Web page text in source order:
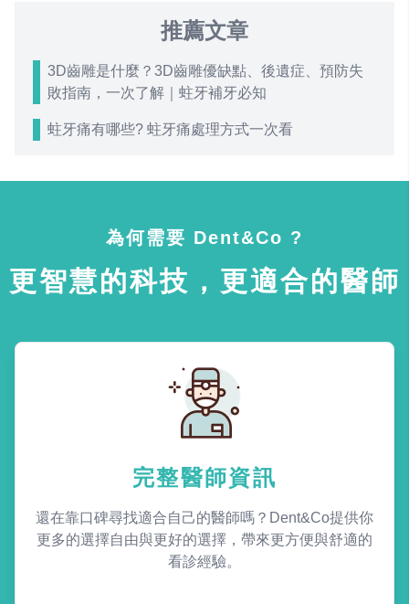
推薦文章
3D齒雕是什麼？3D齒雕優缺點、後遺症、預防失
敗指南，一次了解｜蛀牙補牙必知
蛀牙痛有哪些? 蛀牙痛處理方式一次看
為何需要 Dent&Co ?
更智慧的科技，更適合的醫師
完整醫師資訊
還在靠口碑尋找適合自己的醫師嗎？Dent&Co提供你
更多的選擇自由與更好的選擇，帶來更方便與舒適的
看診經驗。